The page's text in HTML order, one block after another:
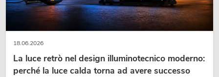
18.06.2026
La luce retrò nel design illuminotecnico moderno:
perché la luce calda torna ad avere successo